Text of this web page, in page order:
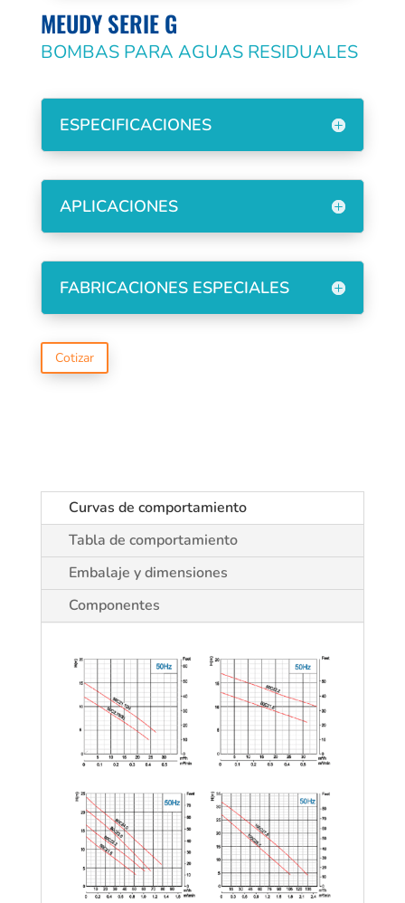
MEUDY SERIE G
BOMBAS PARA AGUAS RESIDUALES
ESPECIFICACIONES
APLICACIONES
FABRICACIONES ESPECIALES
Cotizar
Curvas de comportamiento
Tabla de comportamiento
Embalaje y dimensiones
Componentes